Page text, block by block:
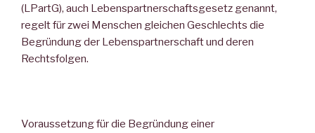
(LPartG), auch Lebenspartnerschaftsgesetz genannt,
regelt für zwei Menschen gleichen Geschlechts die
Begründung der Lebenspartnerschaft und deren
Rechtsfolgen.
Voraussetzung für die Begründung einer